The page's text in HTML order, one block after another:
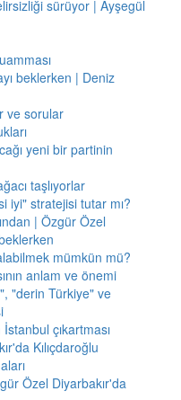
sürüyor | Ayşegül
beklerken | Deniz
ve sorular
yeni bir partinin
taşlıyorlar
iyi" stratejisi tutar mı?
| Özgür Özel
mümkün mü?
anlam ve önemi
"derin Türkiye" ve
çıkartması
Kılıçdaroğlu
Özel Diyarbakır'da